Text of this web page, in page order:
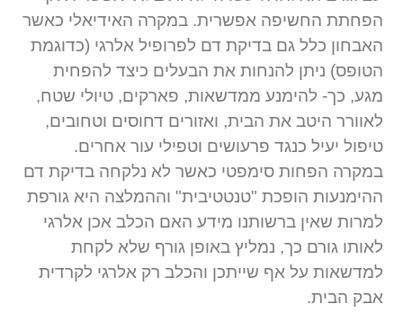
הפחתת החשיפה אפשרית. במקרה האידיאלי כאשר
האבחון כלל גם בדיקת דם לפרופיל אלרגי (כדוגמת
הטופס) ניתן להנחות את הבעלים כיצד להפחית
מגע, כך- להימנע ממדשאות, פארקים, טיולי שטח,
לאוורר היטב את הבית, ואזורים דחוסים וטחובים,
טיפול יעיל כנגד פרעושים וטפילי עור אחרים.
במקרה הפחות סימפטי כאשר לא נלקחה בדיקת דם
ההימנעות הופכת "טנטטיבית" וההמלצה היא גורפת
למרות שאין ברשותנו מידע האם הכלב אכן אלרגי
לאותו גורם כך, נמליץ באופן גורף שלא לקחת
למדשאות על אף שייתכן והכלב רק אלרגי לקרדית
אבק הבית.